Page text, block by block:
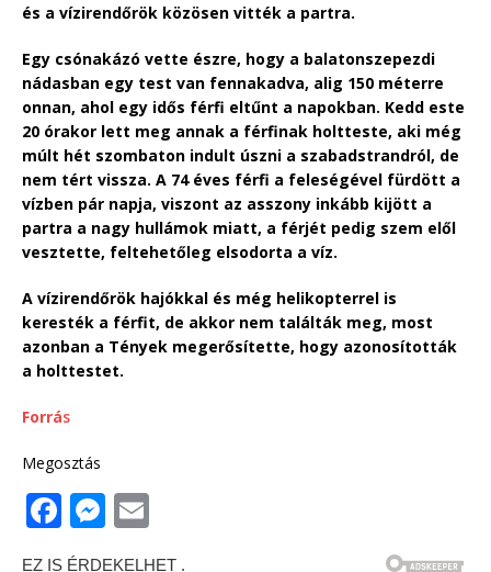
és a vízirendőrök közösen vitték a partra.
Egy csónakázó vette észre, hogy a balatonszepezdi
nádasban egy test van fennakadva, alig 150 méterre
onnan, ahol egy idős férfi eltűnt a napokban. Kedd este
20 órakor lett meg annak a férfinak holtteste, aki még
múlt hét szombaton indult úszni a szabadstrandról, de
nem tért vissza. A 74 éves férfi a feleségével fürdött a
vízben pár napja, viszont az asszony inkább kijött a
partra a nagy hullámok miatt, a férjét pedig szem elől
vesztette, feltehetőleg elsodorta a víz.
A vízirendőrök hajókkal és még helikopterrel is
keresték a férfit, de akkor nem találták meg, most
azonban a Tények megerősítette, hogy azonosították
a holttestet.
Forrás
Megosztás
F
a
M